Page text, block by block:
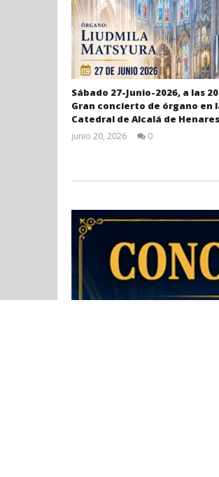
Sábado 27-Junio-2026, a las
Gran concierto de órgano en
Catedral de Alcalá de Henares
junio 20, 2026
0